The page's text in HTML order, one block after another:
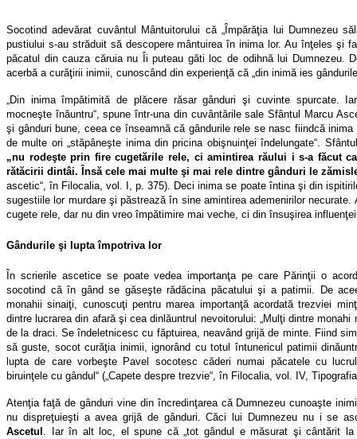
Socotind adevărat cuvântul Mântuitorului că „Împărăţia lui Dumnezeu
pustiului s-au străduit să descopere mântuirea în inima lor. Au înţeles şi
păcatul din cauza căruia nu Îi puteau găti loc de odihnă lui Dumnezeu.
acerbă a curăţirii inimii, cunoscând din experienţă că „din inimă ies
„Din inima împătimită de plăcere răsar gânduri şi cuvinte spurcate.
mocneşte înăuntru“, spune într-una din cuvântările sale Sfântul Marcu
şi gânduri bune, ceea ce înseamnă că gândurile rele se nasc fiindcă
de multe ori „stăpâneşte inima din pricina obişnuinţei îndelungate“.
„nu rodeşte prin fire cugetările rele, ci amintirea răului i s-a făcut
rătăcirii dintâi. Însă cele mai multe şi mai rele dintre gânduri le
ascetic“, în Filocalia, vol. I, p. 375). Deci inima se poate întina şi din
sugestiile lor murdare şi păstrează în sine amintirea ademenirilor
cugete rele, dar nu din vreo împătimire mai veche, ci din însuşirea
Gândurile şi lupta împotriva lor
În scrierile ascetice se poate vedea importanţa pe care Părinţii o
socotind că în gând se găseşte rădăcina păcatului şi a patimii. De
monahii sinaiţi, cunoscuţi pentru marea importanţă acordată trezviei
dintre lucrarea din afară şi cea dinlăuntrul nevoitorului: „Mulţi dintre
de la draci. Se îndeletnicesc cu făptuirea, neavând grijă de minte. Fiind
să guste, socot curăţia inimii, ignorând cu totul întunericul patimii
lupta de care vorbeşte Pavel socotesc căderi numai păcatele cu
biruinţele cu gândul“ („Capete despre trezvie“, în Filocalia, vol. IV,
Atenţia faţă de gânduri vine din încredinţarea că Dumnezeu cunoaşte
nu dispreţuieşti a avea grijă de gânduri. Căci lui Dumnezeu nu i se
Ascetul . Iar în alt loc, el spune că „tot gândul e măsurat şi cântărit la